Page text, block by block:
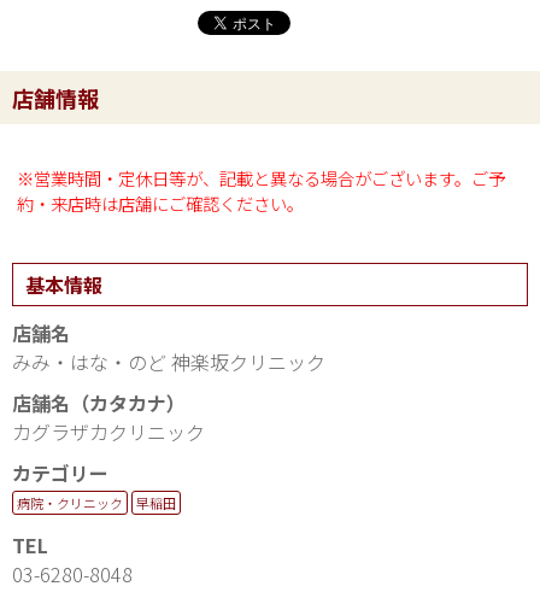
店舗情報
※営業時間・定休日等が、記載と異なる場合がございます。ご予
約・来店時は店舗にご確認ください。
基本情報
店舗名
みみ・はな・のど 神楽坂クリニック
店舗名（カタカナ）
カグラザカクリニック
カテゴリー
病院・クリニック 早稲田
TEL
03-6280-8048